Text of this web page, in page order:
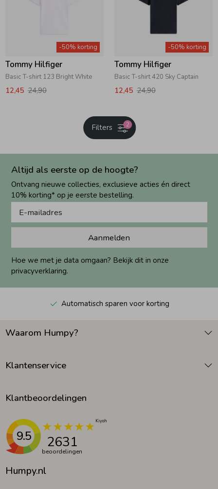
-50% korting
Tommy Hilfiger
Basic T-shirt 123 Bright White
12,45 24,90
-50% korting
Tommy Hilfiger
Basic T-shirt 420 Sky Captain
12,45 24,90
2
Filters
Altijd als eerste op de hoogte?
Ontvang nieuwe collecties, exclusieve acties én direct
10% korting* op je eerste bestelling.
Aanmelden
Hoe we met je data omgaan? Bekijk dit in onze
privacyverklaring.
Automatisch sparen voor korting
Humpy.nl
Waarom Humpy?
Klantenservice
Klantbeoordelingen
9.5 2631
beoordelingen